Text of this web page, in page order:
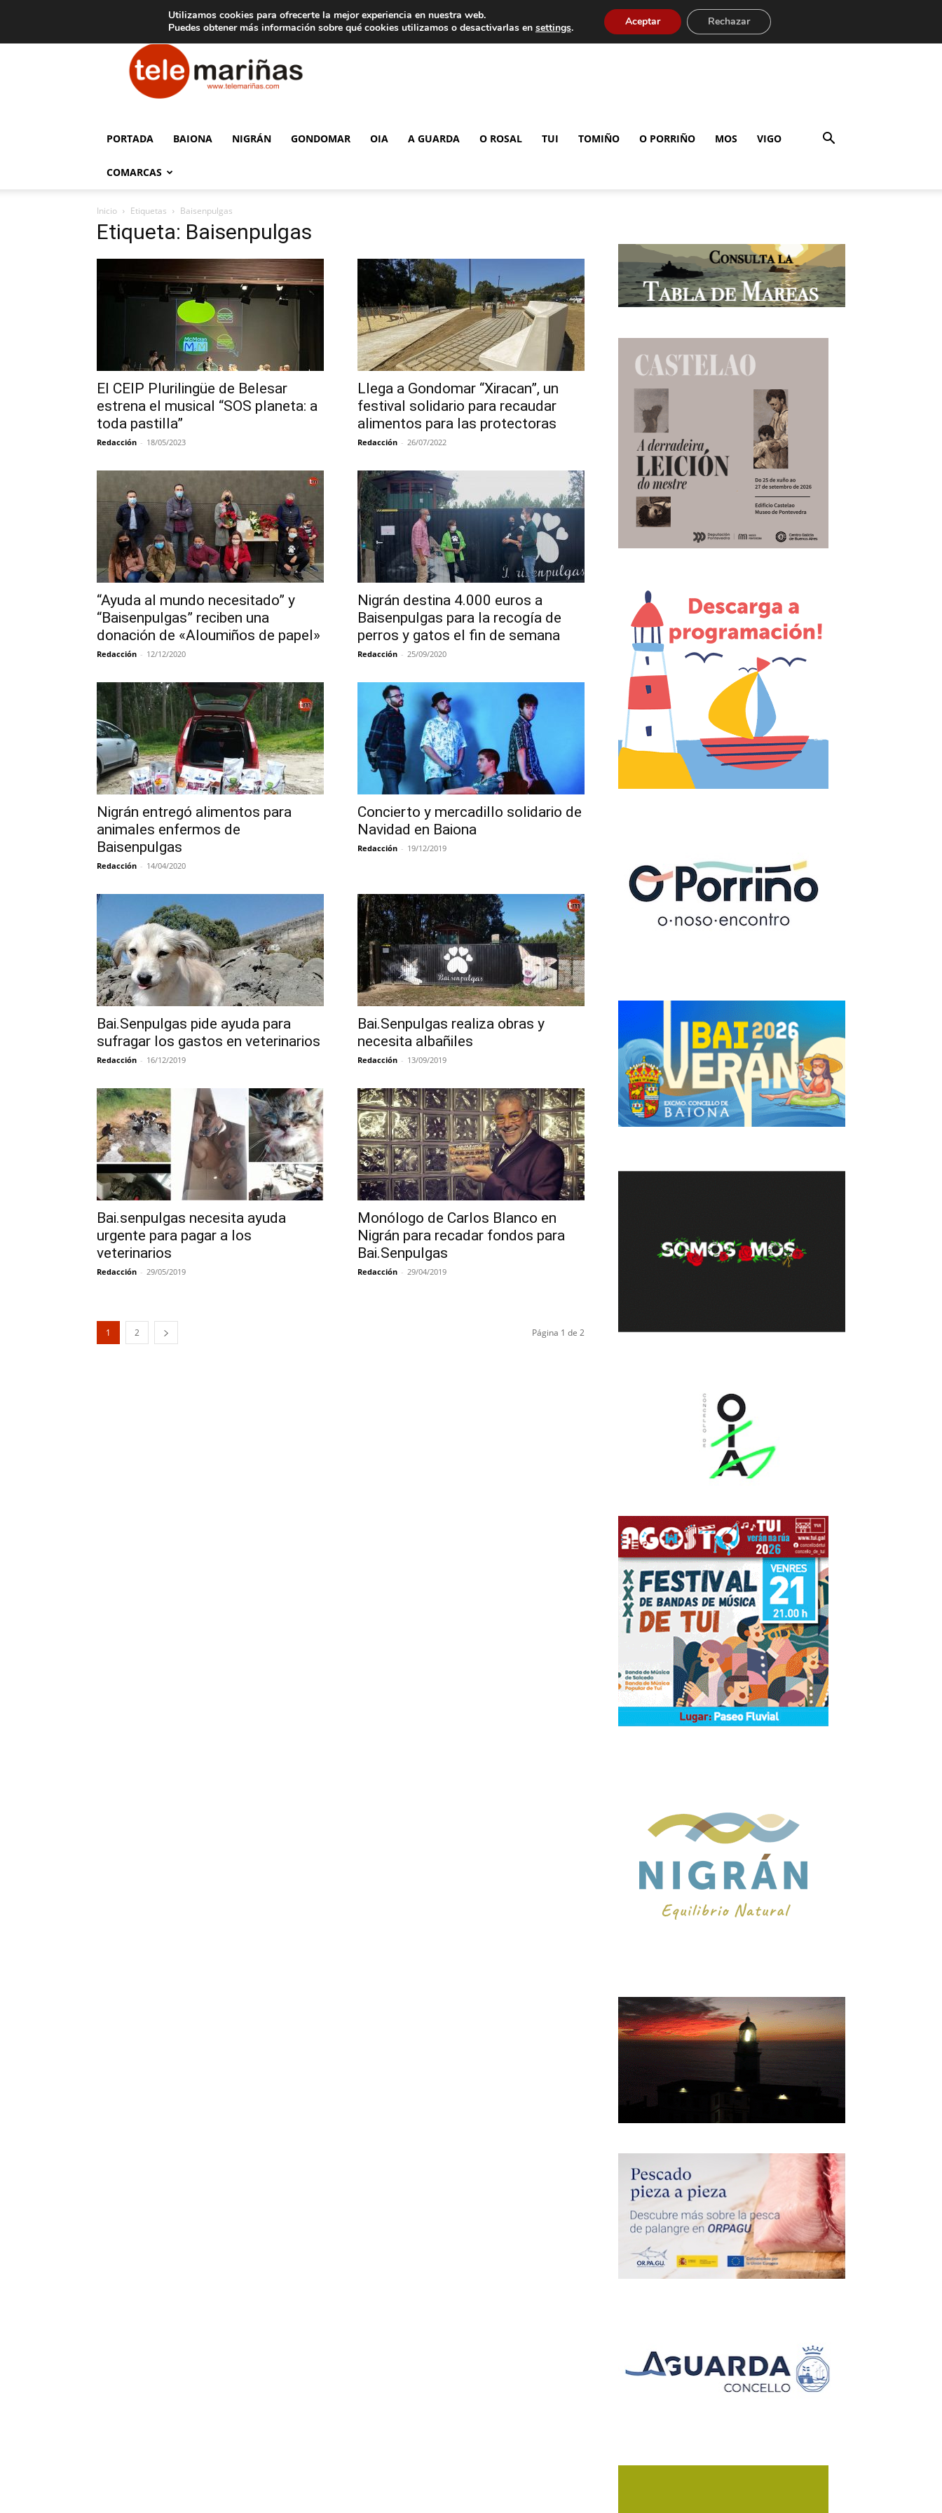
Aviso legal Tarifas de publicidad
Telemariñas
PORTADA BAIONA NIGRÁN GONDOMAR OIA A GUARDA O ROSAL TUI TOMIÑO O PORRIÑO MOS VIGO
COMARCAS
Inicio Etiquetas Baisenpulgas
Etiqueta: Baisenpulgas
El CEIP Plurilingüe de Belesar
estrena el musical “SOS planeta: a
toda pastilla”
Redacción - 18/05/2023
Llega a Gondomar “Xiracan”, un
festival solidario para recaudar
alimentos para las protectoras
Redacción - 26/07/2022
“Ayuda al mundo necesitado” y
“Baisenpulgas” reciben una
donación de «Aloumiños de papel»
Redacción - 12/12/2020
Nigrán destina 4.000 euros a
Baisenpulgas para la recogía de
perros y gatos el fin de semana
Redacción - 25/09/2020
Nigrán entregó alimentos para
animales enfermos de
Baisenpulgas
Redacción - 14/04/2020
Concierto y mercadillo solidario de
Navidad en Baiona
Redacción - 19/12/2019
Bai.Senpulgas pide ayuda para
sufragar los gastos en veterinarios
Redacción - 16/12/2019
Bai.Senpulgas realiza obras y
necesita albañiles
Redacción - 13/09/2019
Bai.senpulgas necesita ayuda
urgente para pagar a los
veterinarios
Redacción - 29/05/2019
Monólogo de Carlos Blanco en
Nigrán para recadar fondos para
Bai.Senpulgas
Redacción - 29/04/2019
1 2 Página 1 de 2
Utilizamos cookies para ofrecerte la mejor experiencia en nuestra web.
Puedes obtener más información sobre qué cookies utilizamos o desactivarlas en settings. Aceptar Rechazar